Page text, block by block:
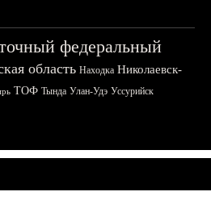
федеральный
область Находка Николаевск-
ТОФ Тында Улан-Удэ Уссурийск